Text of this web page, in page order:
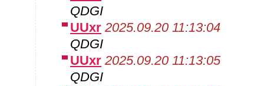
QDGI
UUxr 2025.09.20 11:13:04
QDGI
UUxr 2025.09.20 11:13:05
QDGI